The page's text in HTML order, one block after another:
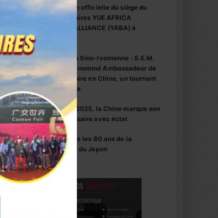
la
inauguration officielle du siège du
centre d’affaires YUE AFRICA
BUSINESS ALLIANCE (YABA) à
Coopération Sino-Ivoirienne : S.E.M.
Abou Dosso nommé Ambassadeur de
la Côte d’Ivoire en Chine, un tournant
diplomatique
1er octobre 2025, la Chine marque son
76e anniversaire avec éclat
La Chine fête les 80 ans de la
capitulation du Japon